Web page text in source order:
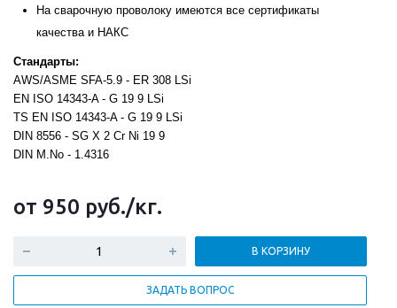
На сварочную проволоку имеются все сертификаты
качества и НАКС
Стандарты:
AWS/ASME SFA-5.9 - ER 308 LSi
EN ISO 14343-A - G 19 9 LSi
TS EN ISO 14343-A - G 19 9 LSi
DIN 8556 - SG X 2 Cr Ni 19 9
DIN M.No - 1.4316
от 950 руб./кг.
В КОРЗИНУ
ЗАДАТЬ ВОПРОС